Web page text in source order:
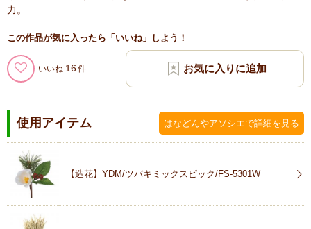
力。
この作品が気に入ったら「いいね」しよう！
いいね 16
使用アイテム はなどんやアソシエで詳細を見る
【造花】YDM/ツバキミックスピック/FS-5301W